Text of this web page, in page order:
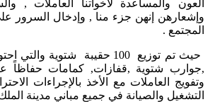
العون والمساعدة لأخواتنا العاملات ,
وإشعارهن إنهن جزء منا , وإدخال السرور
المجتمع .
حيث تم توزيع 100 حقيبة
,جوارب شتوية ,قفازات, كمامات حفاظاً
وتفويج العاملات مع الأخذ بالإجراءات
التشغيل والصيانة في جميع مباني مدينة